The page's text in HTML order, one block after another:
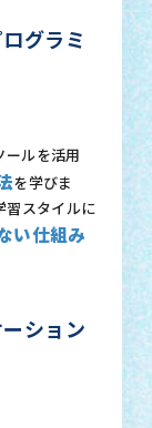
グラミ
ルを活用
を学びま
習スタイルに
い仕組み
ション